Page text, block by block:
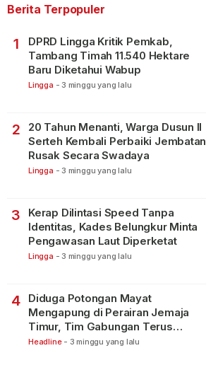
Berita Terpopuler
1
DPRD Lingga Kritik Pemkab,
Tambang Timah 11.540 Hektare
Baru Diketahui Wabup
Lingga - 3 minggu yang lalu
2
20 Tahun Menanti, Warga Dusun II
Serteh Kembali Perbaiki Jembatan
Rusak Secara Swadaya
Lingga - 3 minggu yang lalu
3
Kerap Dilintasi Speed Tanpa
Identitas, Kades Belungkur Minta
Pengawasan Laut Diperketat
Lingga - 3 minggu yang lalu
4
Diduga Potongan Mayat
Mengapung di Perairan Jemaja
Timur, Tim Gabungan Terus
Lakukan Pencarian
Headline - 3 minggu yang lalu